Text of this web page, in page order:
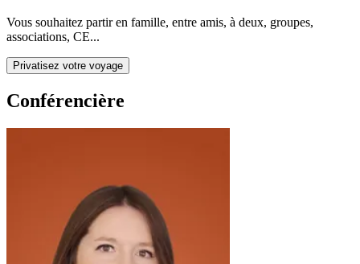
Vous souhaitez partir en famille, entre amis, à deux, groupes,
associations, CE...
Privatisez votre voyage
Conférencière